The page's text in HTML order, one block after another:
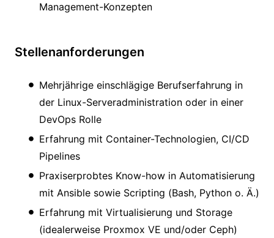
Management-Konzepten
Stellenanforderungen
Mehrjährige einschlägige Berufserfahrung in
der Linux-Serveradministration oder in einer
DevOps Rolle
Erfahrung mit Container-Technologien, CI/CD
Pipelines
Praxiserprobtes Know-how in Automatisierung
mit Ansible sowie Scripting (Bash, Python o. Ä.)
Erfahrung mit Virtualisierung und Storage
(idealerweise Proxmox VE und/oder Ceph)